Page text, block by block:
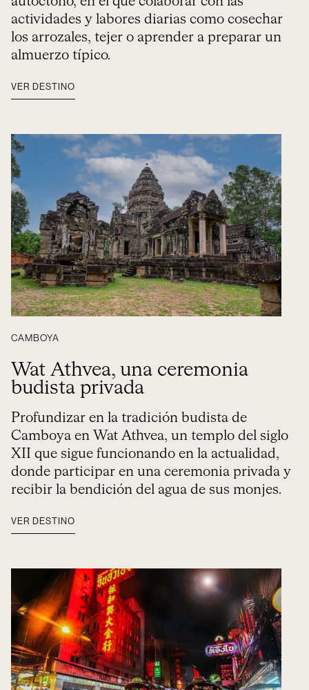
actividades y labores diarias como cosechar
los arrozales, tejer o aprender a preparar un
almuerzo típico.
VER DESTINO
CAMBOYA
Wat Athvea, una ceremonia
budista privada
Profundizar en la tradición budista de
Camboya en Wat Athvea, un templo del siglo
XII que sigue funcionando en la actualidad,
donde participar en una ceremonia privada y
recibir la bendición del agua de sus monjes.
VER DESTINO